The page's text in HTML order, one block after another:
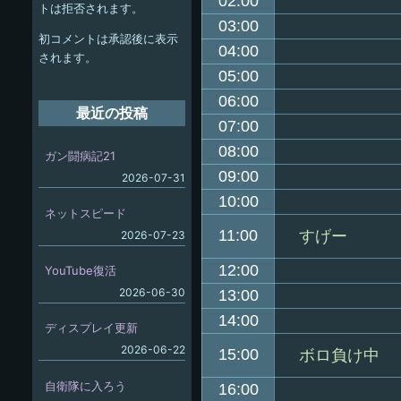
03:00
04:00
05:00
06:00
07:00
08:00
09:00
10:00
11:00
すげー
12:00
13:00
14:00
15:00
ボロ負け中
16:00
トは拒否されます。
初コメントは承認後に表示
されます。
最近の投稿
ガン闘病記21
2026-07-31
ネットスピード
2026-07-23
YouTube復活
2026-06-30
ディスプレイ更新
2026-06-22
自衛隊に入ろう